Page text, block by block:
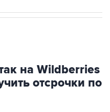
на Wildberries
отсрочки по